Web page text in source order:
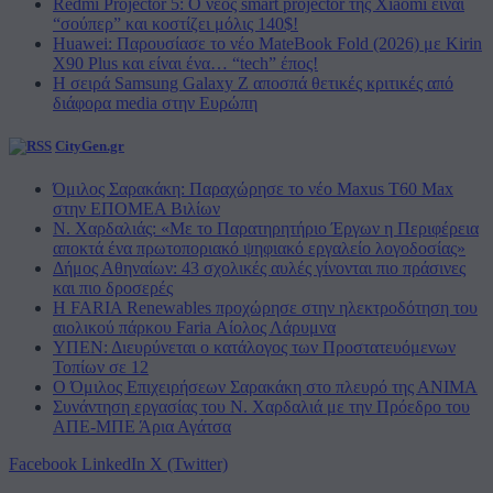
Redmi Projector 5: Ο νέος smart projector της Xiaomi είναι
“σούπερ” και κοστίζει μόλις 140$!
Huawei: Παρουσίασε το νέο MateBook Fold (2026) με Kirin
X90 Plus και είναι ένα… “tech” έπος!
Η σειρά Samsung Galaxy Z αποσπά θετικές κριτικές από
διάφορα media στην Ευρώπη
CityGen.gr
Όμιλος Σαρακάκη: Παραχώρησε το νέο Maxus T60 Max
στην ΕΠΟΜΕΑ Βιλίων
Ν. Χαρδαλιάς: «Με το Παρατηρητήριο Έργων η Περιφέρεια
αποκτά ένα πρωτοποριακό ψηφιακό εργαλείο λογοδοσίας»
Δήμος Αθηναίων: 43 σχολικές αυλές γίνονται πιο πράσινες
και πιο δροσερές
Η FARIA Renewables προχώρησε στην ηλεκτροδότηση του
αιολικού πάρκου Faria Αίολος Λάρυμνα
ΥΠΕΝ: Διευρύνεται ο κατάλογος των Προστατευόμενων
Τοπίων σε 12
O Όμιλος Επιχειρήσεων Σαρακάκη στο πλευρό της ΑΝΙΜΑ
Συνάντηση εργασίας του Ν. Χαρδαλιά με την Πρόεδρο του
ΑΠΕ-ΜΠΕ Άρια Αγάτσα
Facebook LinkedIn X (Twitter)